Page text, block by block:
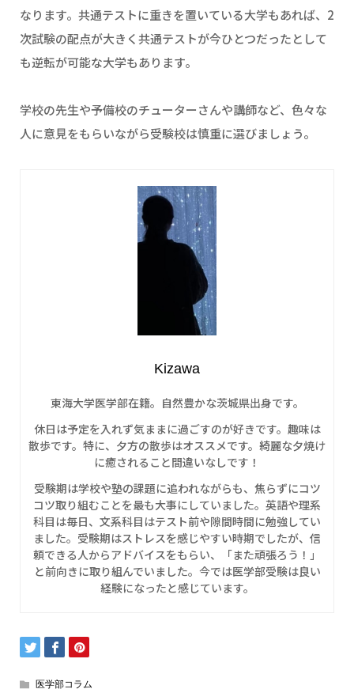
なります。共通テストに重きを置いている大学もあれば、2
次試験の配点が大きく共通テストが今ひとつだったとして
も逆転が可能な大学もあります。
学校の先生や予備校のチューターさんや講師など、色々な
人に意見をもらいながら受験校は慎重に選びましょう。
Kizawa
東海大学医学部在籍。自然豊かな茨城県出身です。
休日は予定を入れず気ままに過ごすのが好きです。趣味は
散歩です。特に、夕方の散歩はオススメです。綺麗な夕焼け
に癒されること間違いなしです！
受験期は学校や塾の課題に追われながらも、焦らずにコツ
コツ取り組むことを最も大事にしていました。英語や理系
科目は毎日、文系科目はテスト前や隙間時間に勉強してい
ました。受験期はストレスを感じやすい時期でしたが、信
頼できる人からアドバイスをもらい、「また頑張ろう！」
と前向きに取り組んでいました。今では医学部受験は良い
経験になったと感じています。
医学部コラム